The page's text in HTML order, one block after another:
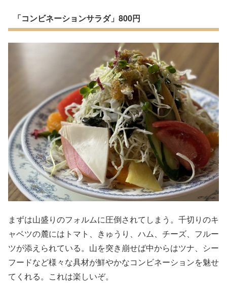
「コンビネーションサラダ」800円
まずは山盛りのフォルムに圧倒されてしまう。千切りのキ
ャベツの麓にはトマト、きゅうり、ハム、チーズ、フルー
ツが添えられている。山を突き崩せば中からはツナ、シー
フードなど様々な具材が鮮やかなコンビネーションを魅せ
てくれる。これは楽しいぞ。